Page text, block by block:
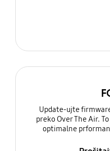
Update-ujte
preko Over The Air.
optimalne